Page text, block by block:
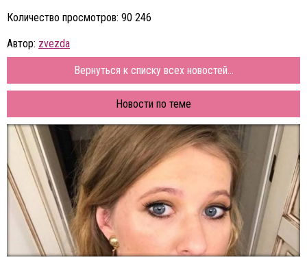
Количество просмотров: 90 246
Автор: zvezda
Вернуться к списку всех новостей...
Новости по теме